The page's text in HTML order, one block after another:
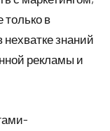
только в
знаний
рекламы и